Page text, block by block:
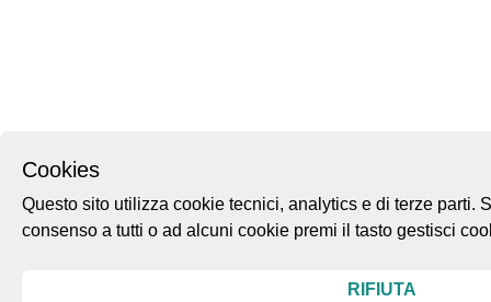
Cookies
Questo sito utilizza cookie tecnici, analytics e di terze parti.
consenso a tutti o ad alcuni cookie premi il tasto gestisci
RIFIUTA